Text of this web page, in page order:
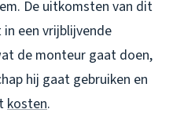
De uitkomsten van dit
een vrijblijvende
de monteur gaat doen,
hij gaat gebruiken en
kosten.